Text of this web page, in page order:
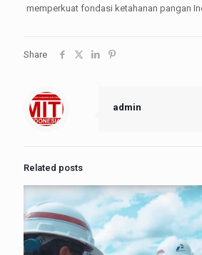
memperkuat fondasi ketahanan pangan
Share
admin
Related posts